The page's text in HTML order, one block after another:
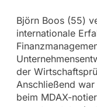
Björn Boos (55)
internationale
der
Anschließend
beim MDAX-